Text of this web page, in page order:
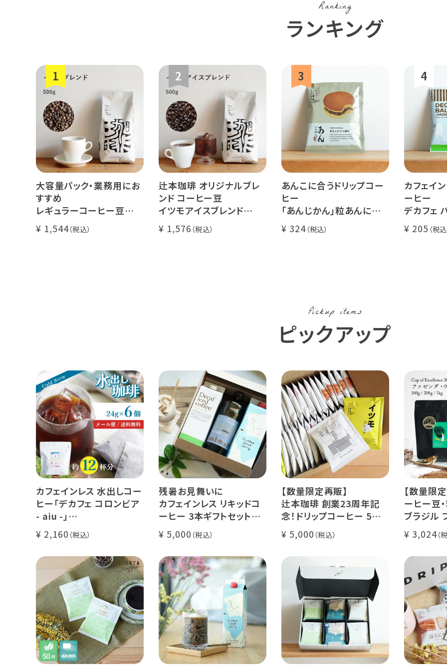
Ranking
ランキング
大容量パック・業務用にお
すすめ
レギュラーコーヒー豆
イツモブレンド 500g
1,544
辻本珈琲 オリジナルブレ
ンド コーヒー豆
イツモアイスブレンド
500g
アイスコーヒーにオススメ
1,576
あんこに合うドリップコー
ヒー
「あんじかん」粒あんに合う
珈琲 1杯分
324
カフェイ
ーヒー
デカフェ
ロナ - 1
205
Pickup items
ピックアップ
カフェインレス 水出しコー
ヒー「デカフェ コロンビア
- aiu -」
24g×6個（約12杯分）
マウンテンウォータープロ
セス カフェインレスコーヒ
ー豆100%使用 メール便
でお届け
2,160
残暑お見舞いに
カフェインレス リキッドコ
ーヒー 3本ギフトセット
クラッシュド デカフェ ゼリ
ー 1本
デカフェ オレベース【無
糖】1本
デカフェ アイスコーヒー 1
本
5,000
【数量限定再販】
辻本珈琲 創業23周年記
念！ドリップコーヒー 5種
50杯セット
アニバーサリーブレンド
（コスタリカ ルワンダ メキ
シコ）
イツモブレンド ヨウソロー
ぱんじかん
期間限定 送料無料
5,000
【数量限
ーヒー豆
ブラジル
レ・ド・ク
200g /
品種：カ
精製方法
焙煎度：
COE
Val
3,024